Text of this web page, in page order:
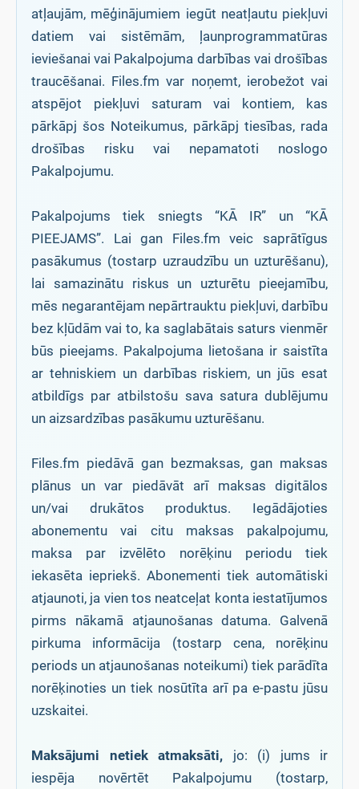
atļaujām, mēģinājumiem iegūt neatļautu piekļuvi
datiem vai sistēmām, ļaunprogrammatūras
ieviešanai vai Pakalpojuma darbības vai drošības
traucēšanai. Files.fm var noņemt, ierobežot vai
atspējot piekļuvi saturam vai kontiem, kas
pārkāpj šos Noteikumus, pārkāpj tiesības, rada
drošības risku vai nepamatoti noslogo
Pakalpojumu.
Pakalpojums tiek sniegts “KĀ IR” un “KĀ
PIEEJAMS”. Lai gan Files.fm veic saprātīgus
pasākumus (tostarp uzraudzību un uzturēšanu),
lai samazinātu riskus un uzturētu pieejamību,
mēs negarantējam nepārtrauktu piekļuvi, darbību
bez kļūdām vai to, ka saglabātais saturs vienmēr
būs pieejams. Pakalpojuma lietošana ir saistīta
ar tehniskiem un darbības riskiem, un jūs esat
atbildīgs par atbilstošu sava satura dublējumu
un aizsardzības pasākumu uzturēšanu.
Files.fm piedāvā gan bezmaksas, gan maksas
plānus un var piedāvāt arī maksas digitālos
un/vai drukātos produktus. Iegādājoties
abonementu vai citu maksas pakalpojumu,
maksa par izvēlēto norēķinu periodu tiek
iekasēta iepriekš. Abonementi tiek automātiski
atjaunoti, ja vien tos neatceļat konta iestatījumos
pirms nākamā atjaunošanas datuma. Galvenā
pirkuma informācija (tostarp cena, norēķinu
periods un atjaunošanas noteikumi) tiek parādīta
norēķinoties un tiek nosūtīta arī pa e-pastu jūsu
uzskaitei.
Maksājumi netiek atmaksāti, jo: (i) jums ir
iespēja novērtēt Pakalpojumu (tostarp,